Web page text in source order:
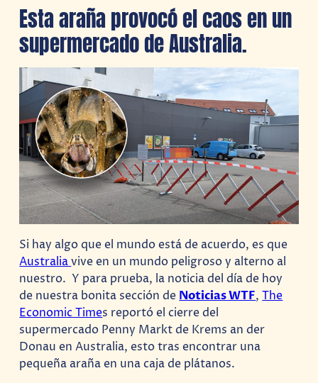
Esta araña provocó el caos en un
supermercado de Australia.
Si hay algo que el mundo está de acuerdo, es que
Australiavive en un mundo peligroso y alterno al
nuestro. Y para prueba, la noticia del día de hoy
de nuestra bonita sección de Noticias WTF,The
Economic Times reportó el cierre del
supermercado Penny Markt de Krems an der
Donau en Australia, esto tras encontrar una
pequeña araña en una caja de plátanos.